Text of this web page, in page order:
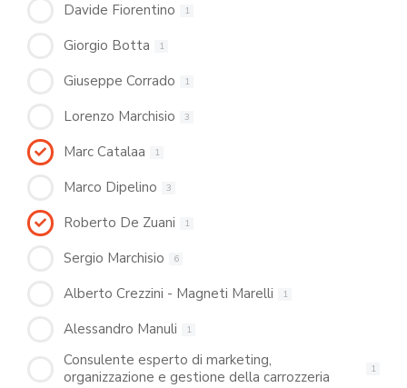
Davide Fiorentino 1
Giorgio Botta 1
Giuseppe Corrado 1
Lorenzo Marchisio 3
Marc Catalaa 1
Marco Dipelino 3
Roberto De Zuani 1
Sergio Marchisio 6
Alberto Crezzini - Magneti Marelli 1
Alessandro Manuli 1
Consulente esperto di marketing,
organizzazione e gestione della carrozzeria
1